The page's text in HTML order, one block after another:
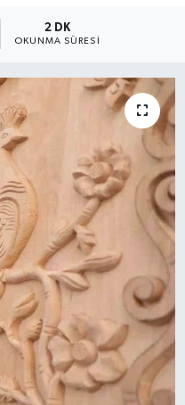
2 DK
OKUNMA SÜRESI